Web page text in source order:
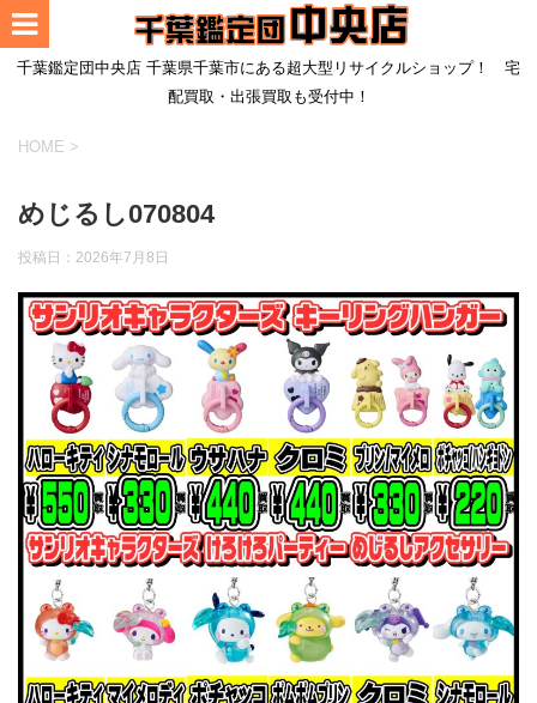
千葉鑑定団中央店 千葉県千葉市にある超大型リサイクルショップ！ 宅
配買取・出張買取も受付中！
HOME >
めじるし070804
投稿日： 2026年7月8日